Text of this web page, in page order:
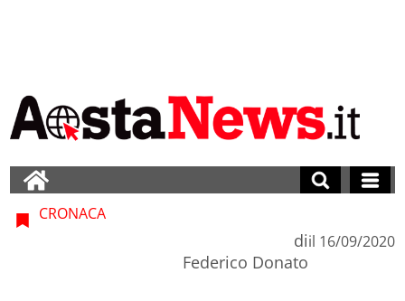
CRONACA
di
Federico Donato
il 16/09/2020